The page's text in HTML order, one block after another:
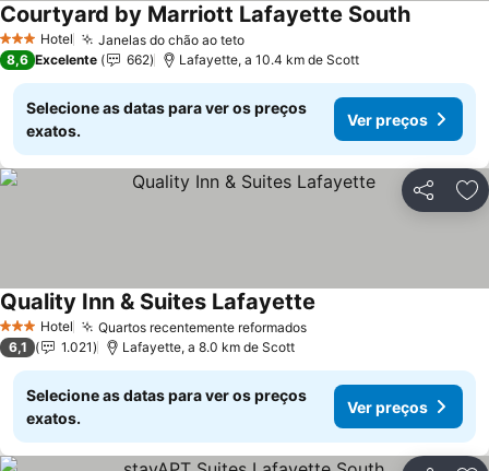
3 EstrelasHotel Janelas do chão ao tetoVer preços
Courtyard by Marriott Lafayette SouthVer
8,6 Excelente 662 Lafayette, a 10.4 km de Scott
Selecione as datas para ver os preços
exatos.
Ver preços
Partilhar
3 EstrelasHotel Quartos recentemente reformadosVer preços
Quality Inn & Suites Lafayette
6,1 1.021 Lafayette, a 8.0 km de Scott
Selecione as datas para ver os preços
exatos.
Ver preços